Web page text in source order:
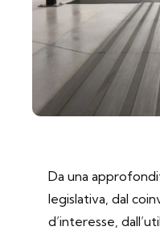
Da una
legislativa, dal
d’interesse,